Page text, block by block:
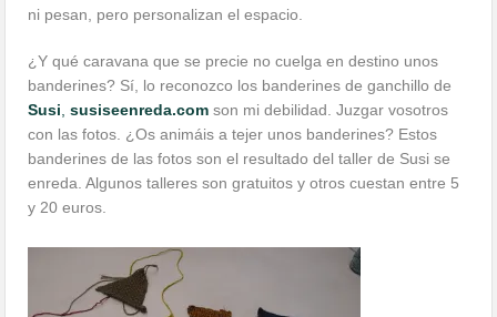
ni pesan, pero personalizan el espacio.
¿Y qué caravana que se precie no cuelga en destino unos
banderines? Sí, lo reconozco los banderines de ganchillo de
Susi ,susiseenreda.com son mi debilidad. Juzgar vosotros
con las fotos. ¿Os animáis a tejer unos banderines? Estos
banderines de las fotos son el resultado del taller de Susi se
enreda. Algunos talleres son gratuitos y otros cuestan entre 5
y 20 euros.